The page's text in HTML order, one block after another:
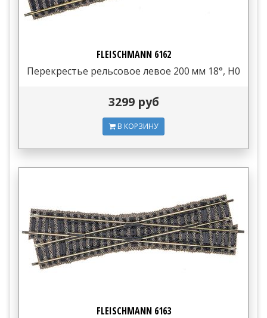
FLEISCHMANN 6162
Перекрестье рельсовое левое 200 мм 18°, H0
3299 руб
В КОРЗИНУ
FLEISCHMANN 6163